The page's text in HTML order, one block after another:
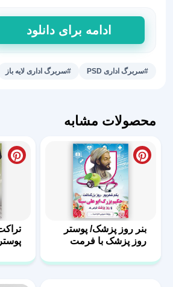
سربرگ
دهیاری
روستا
عدد
ادامه برای دانلود
#سربرگ اداری PSD #سربرگ اداری لایه باز
محصولات مشابه
بنر روز پزشک/ پوستر
روز پزشک با فرمت